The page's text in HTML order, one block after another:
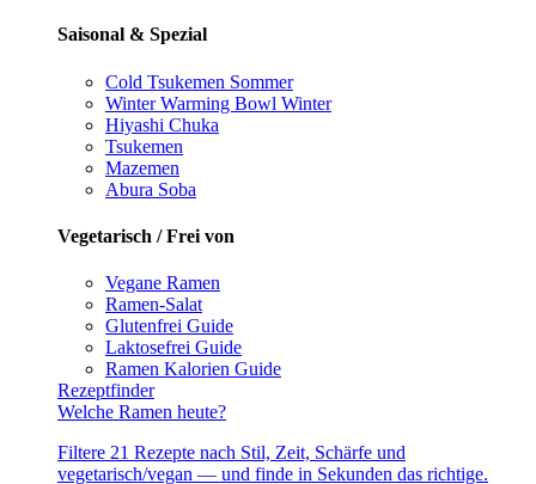
Saisonal & Spezial
Cold Tsukemen Sommer
Winter Warming Bowl Winter
Hiyashi Chuka
Tsukemen
Mazemen
Abura Soba
Vegetarisch / Frei von
Vegane Ramen
Ramen-Salat
Glutenfrei Guide
Laktosefrei Guide
Ramen Kalorien Guide
Rezeptfinder
Welche Ramen heute?
Filtere 21 Rezepte nach Stil, Zeit, Schärfe und
vegetarisch/vegan — und finde in Sekunden das richtige.